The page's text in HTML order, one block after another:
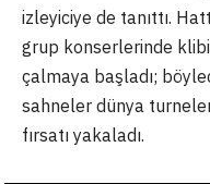
izleyiciye de tanıttı.
grup konserlerinde
çalmaya başladı;
sahneler dünya
fırsatı yakaladı.